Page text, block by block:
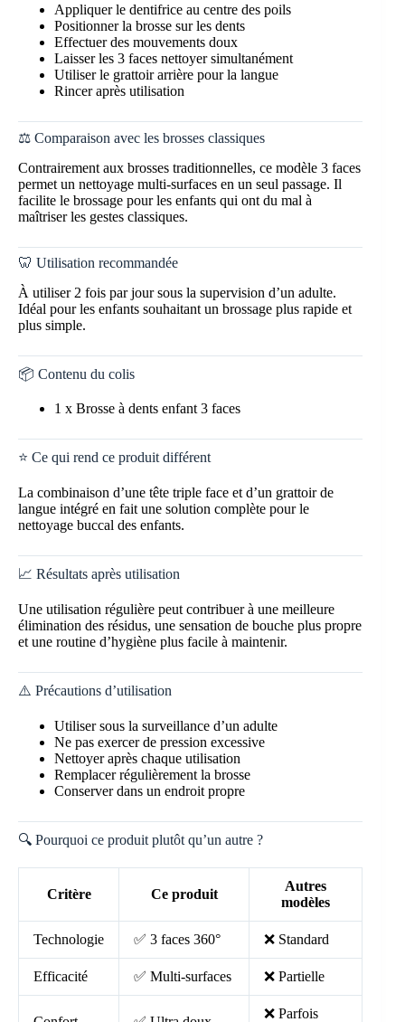
Appliquer le dentifrice au centre des poils
Positionner la brosse sur les dents
Effectuer des mouvements doux
Laisser les 3 faces nettoyer simultanément
Utiliser le grattoir arrière pour la langue
Rincer après utilisation
⚖️ Comparaison avec les brosses classiques
Contrairement aux brosses traditionnelles, ce modèle 3 faces
permet un nettoyage multi-surfaces en un seul passage. Il
facilite le brossage pour les enfants qui ont du mal à
maîtriser les gestes classiques.
🦷 Utilisation recommandée
À utiliser 2 fois par jour sous la supervision d’un adulte.
Idéal pour les enfants souhaitant un brossage plus rapide et
plus simple.
📦 Contenu du colis
1 x Brosse à dents enfant 3 faces
⭐ Ce qui rend ce produit différent
La combinaison d’une tête triple face et d’un grattoir de
langue intégré en fait une solution complète pour le
nettoyage buccal des enfants.
📈 Résultats après utilisation
Une utilisation régulière peut contribuer à une meilleure
élimination des résidus, une sensation de bouche plus propre
et une routine d’hygiène plus facile à maintenir.
⚠️ Précautions d’utilisation
Utiliser sous la surveillance d’un adulte
Ne pas exercer de pression excessive
Nettoyer après chaque utilisation
Remplacer régulièrement la brosse
Conserver dans un endroit propre
🔍 Pourquoi ce produit plutôt qu’un autre ?
Critère Ce produit
Autres
modèles
Technologie ✅ 3 faces 360° ❌ Standard
Efficacité ✅ Multi-surfaces ❌ Partielle
❌ Parfois